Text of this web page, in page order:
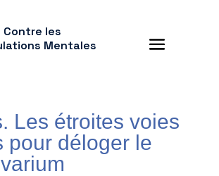
Contre les
Mentales
Les étroites voies
pour déloger le